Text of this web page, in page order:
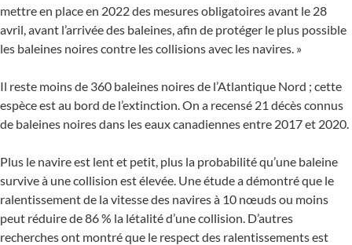
mettre en place en 2022 des mesures obligatoires avant le 28
avril, avant l’arrivée des baleines, afin de protéger le plus possible
les baleines noires contre les collisions avec les navires. »
Il reste moins de 360 baleines noires de l’Atlantique Nord ; cette
espèce est au bord de l’extinction. On a recensé 21 décès connus
de baleines noires dans les eaux canadiennes entre 2017 et 2020.
Plus le navire est lent et petit, plus la probabilité qu’une baleine
survive à une collision est élevée. Une étude a démontré que le
ralentissement de la vitesse des navires à 10 nœuds ou moins
peut réduire de 86 % la létalité d’une collision. D’autres
recherches ont montré que le respect des ralentissements est